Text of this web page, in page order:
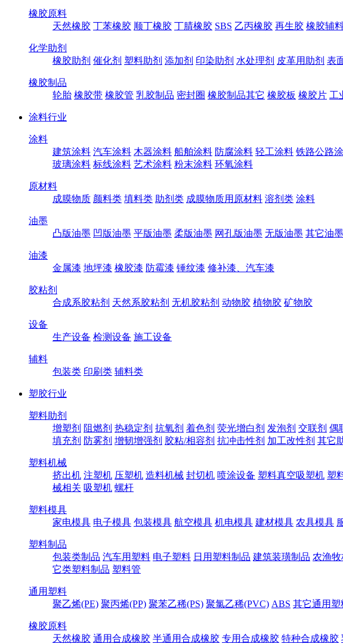
橡胶原料
天然橡胶 丁苯橡胶 顺丁橡胶 丁腈橡胶 SBS 乙丙橡胶 再生胶 橡胶辅
化学助剂
橡胶助剂 催化剂 塑料助剂 添加剂 印染助剂 水处理剂 皮革用助剂 表
橡胶制品
轮胎 橡胶带 橡胶管 乳胶制品 密封圈 橡胶制品其它 橡胶板 橡胶片 工
涂料行业
涂料
建筑涂料 汽车涂料 木器涂料 船舶涂料 防腐涂料 轻工涂料 铁路公路
玻璃涂料 标线涂料 艺术涂料 粉末涂料 环氧涂料
原材料
成膜物质 颜料类 填料类 助剂类 成膜物质用原材料 溶剂类 涂料
油墨
凸版油墨 凹版油墨 平版油墨 柔版油墨 网孔版油墨 无版油墨 其它油墨
油漆
金属漆 地坪漆 橡胶漆 防霉漆 锤纹漆 修补漆、汽车漆
胶粘剂
合成系胶粘剂 天然系胶粘剂 无机胶粘剂 动物胶 植物胶 矿物胶
设备
生产设备 检测设备 施工设备
辅料
包装类 印刷类 辅料类
塑胶行业
塑料助剂
增塑剂 阻燃剂 热稳定剂 抗氧剂 着色剂 荧光增白剂 发泡剂 交联剂 偶
填充剂 防雾剂 增韧增强剂 胶粘/相容剂 抗冲击性剂 加工改性剂 其它
塑料机械
挤出机 注塑机 压塑机 造料机械 封切机 喷涂设备 塑料真空吸塑机 塑
械相关 吸塑机 螺杆
塑料模具
家电模具 电子模具 包装模具 航空模具 机电模具 建材模具 农具模具
塑料制品
包装类制品 汽车用塑料 电子塑料 日用塑料制品 建筑装璜制品 农渔
它类塑料制品 塑料管
通用塑料
聚乙烯(PE) 聚丙烯(PP) 聚苯乙稀(PS) 聚氯乙稀(PVC) ABS 其它通用塑
橡胶原料
天然橡胶 通用合成橡胶 半通用合成橡胶 专用合成橡胶 特种合成橡胶